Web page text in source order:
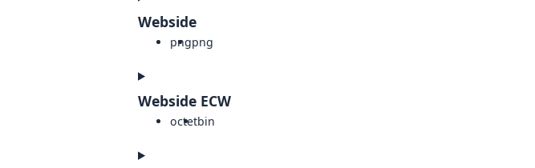
Webside
pngpng
Webside ECW
octetbin